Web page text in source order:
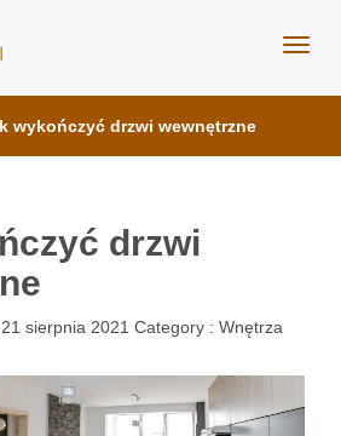
Bauformat
wykończyć drzwi wewnętrzne
drzwi
21 sierpnia 2021 Category : Wnętrza